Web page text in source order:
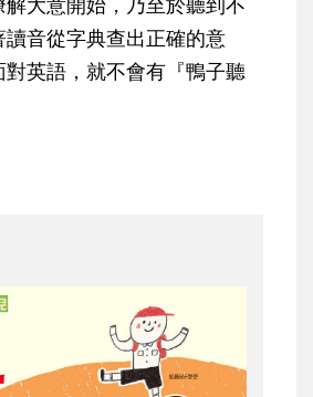
音從字典查出正確的意
英語，就不會有『鴨子聽